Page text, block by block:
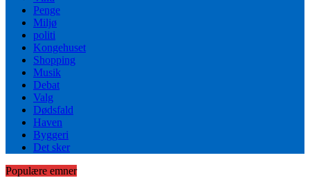
Penge
Miljø
politi
Kongehuset
Shopping
Musik
Debat
Valg
Dødsfald
Haven
Byggeri
Det sker
Populære emner